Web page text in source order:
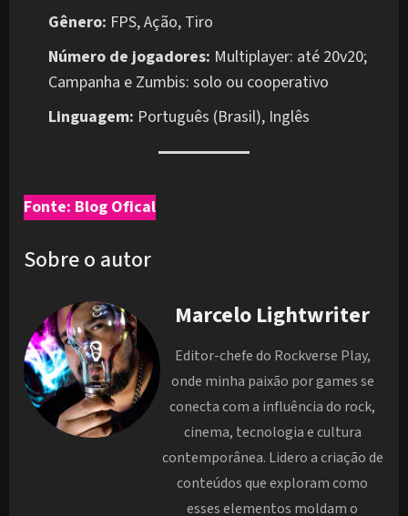
Gênero: FPS, Ação, Tiro
Número de jogadores: Multiplayer: até 20v20;
Campanha e Zumbis: solo ou cooperativo
Linguagem: Português (Brasil), Inglês
Fonte: Blog Ofical
Sobre o autor
Marcelo Lightwriter
Editor-chefe do Rockverse Play,
onde minha paixão por games se
conecta com a influência do rock,
cinema, tecnologia e cultura
contemporânea. Lidero a criação de
conteúdos que exploram como
esses elementos moldam o